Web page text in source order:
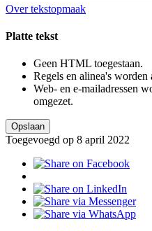
Over tekstopmaak
Platte tekst
Geen HTML toegestaan.
Regels en alinea's worden
Web- en e-mailadressen
omgezet.
Toegevoegd op 8 april 2022